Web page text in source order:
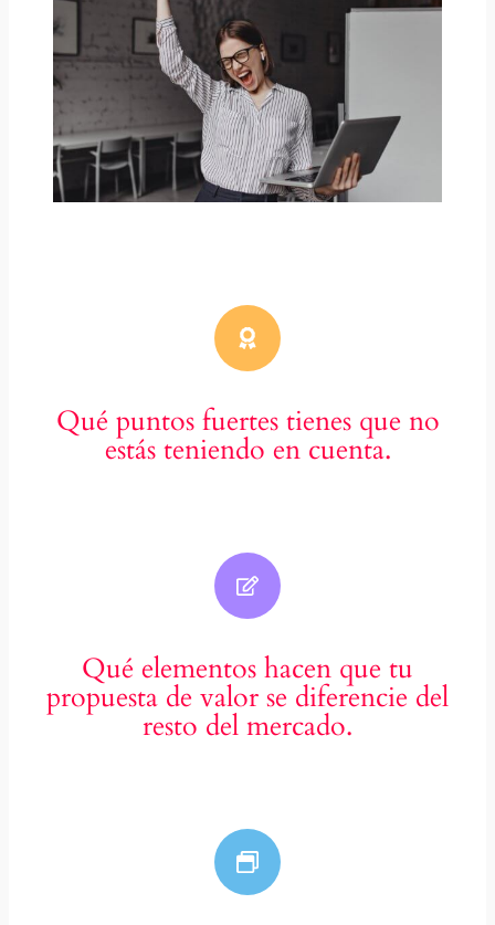
Qué puntos fuertes tienes que no
estás teniendo en cuenta.
Qué elementos hacen que tu
propuesta de valor se diferencie del
resto del mercado.